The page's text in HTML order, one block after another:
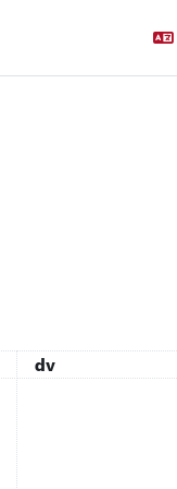
divendres
dv